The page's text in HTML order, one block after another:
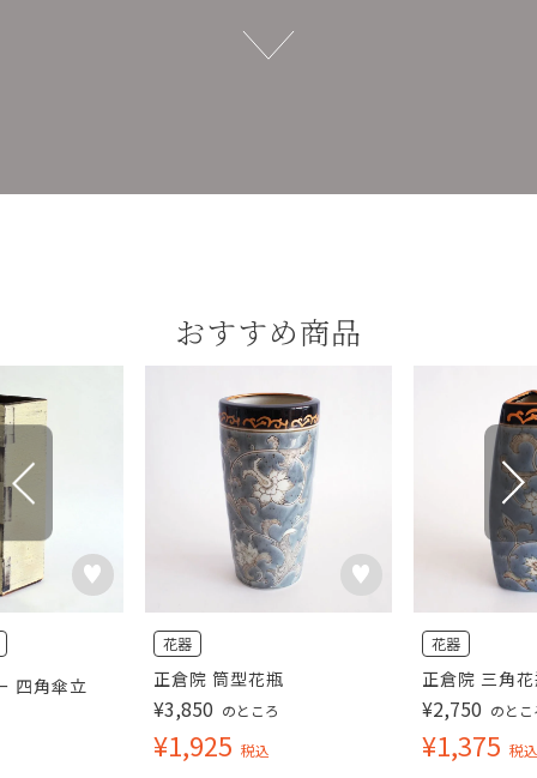
おすすめ商品
四角傘立 正倉院 筒型花瓶
花器
¥3,850 のところ
¥1,925 税込
正倉院 三角
花器
¥2,750 のとこ
¥1,375 税込